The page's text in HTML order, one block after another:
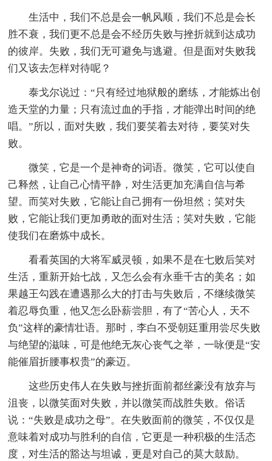
生活中，我们不总是会一帆风顺，我们不总是会长
胜不衰，我们更不总是会不经历失败与挫折就到达成功
的彼岸。失败，我们无可避免与逃避。但是面对失败我
们又该去怎样对待呢？
泰戈尔说过：“只有经过地狱般的磨练，才能炼出创
造天堂的力量；只有流过血的手指，才能弹出时间的绝
唱。”所以，面对失败，我们要笑着去对待，要笑对失
败。
微笑，它是一个是神奇的词语。微笑，它可以使自
己释然，让自己心情平静，对生活更加充满自信与希
望。而笑对失败，它能让自己拥有一份坦然；笑对失
败，它能让我们更加勇敢的面对生活；笑对失败，它能
使我们在磨炼中成长。
看看英国的大将军威灵顿，如果不是在七败后笑对
生活，重新开始七战，又怎么会有永垂千古的美名；如
果越王勾践在遭遇那么大的打击与失败后，不继续微笑
着忍辱负重，他又怎么卧薪尝胆，有了“苦心人，天不
负”这样的豪情壮语。那时，李白不受朝廷重用尝尽失败
与绝望的滋味，可是他绝无灰心丧气之举，一咏便是“安
能催眉折腰事权贵”的豪迈。
这些历史伟人在失败与挫折面前都丝豪没有放弃与
沮丧，以微笑面对失败，并以微笑而战胜失败。俗话
说：“失败是成功之母”。在失败面前的微笑，不仅仅是
意味着对成功与胜利的自信，它更是一种积极的生活态
度，对生活的豁达与坦诚，更是对自己的莫大鼓励。